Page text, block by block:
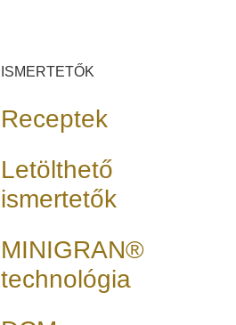
ISMERTETŐK
Receptek
Letölthető
ismertetők
MINIGRAN®
technológia